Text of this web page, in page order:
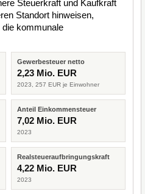
Steuerkraft und Kaufkraft
Standort hinweisen,
die kommunale
Gewerbesteuer netto
2,23 Mio. EUR
2023, 257 EUR je Einwohner
Anteil Einkommensteuer
7,02 Mio. EUR
2023
Realsteueraufbringungskraft
4,22 Mio. EUR
2023